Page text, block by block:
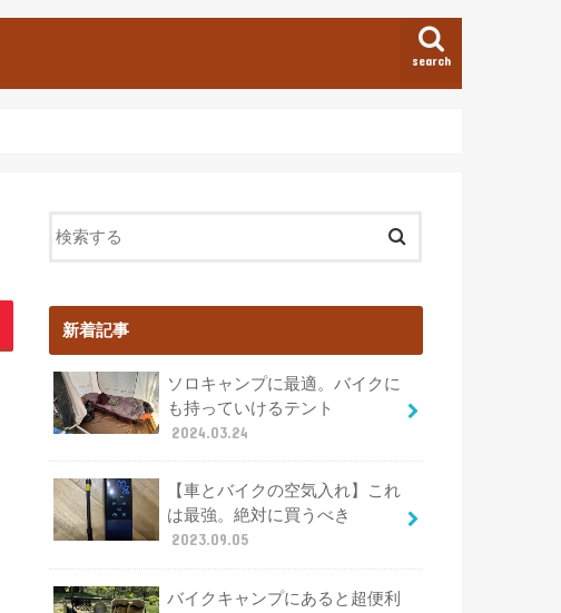
search
新着記事
ソロキャンプに最適。バイクに
も持っていけるテント
2024.03.24
【車とバイクの空気入れ】これ
は最強。絶対に買うべき
2023.09.05
バイクキャンプにあると超便利